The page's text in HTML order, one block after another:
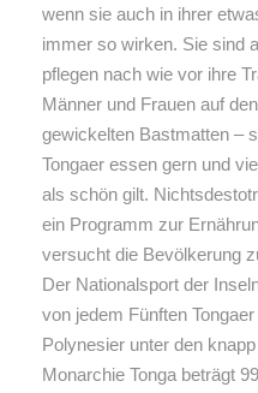
wenn sie auch in ihrer
immer so wirken. Sie sind
pflegen nach wie vor ihre
Männer und Frauen auf
gewickelten Bastmatten –
Tongaer essen gern und
als schön gilt.
ein Programm zur
versucht die Bevölkerung
Der Nationalsport der
von jedem Fünften
Polynesier unter den
Monarchie Tonga beträgt